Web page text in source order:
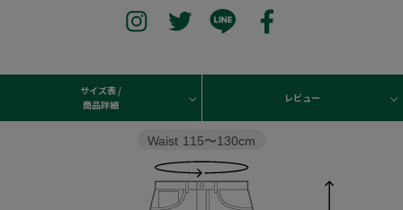
サイズ表 /
商品詳細
レビュー
Waist 115〜130cm